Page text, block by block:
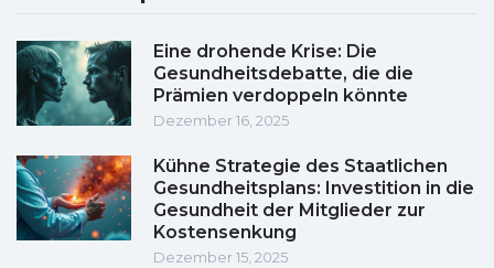
Eine drohende Krise: Die
Gesundheitsdebatte, die die
Prämien verdoppeln könnte
Dezember 16, 2025
Kühne Strategie des Staatlichen
Gesundheitsplans: Investition in die
Gesundheit der Mitglieder zur
Kostensenkung
Dezember 15, 2025